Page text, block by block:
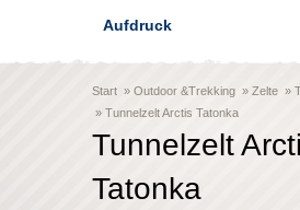
Aufdruck
Start » Outdoor &Trekking » Zelte »
» Tunnelzelt Arctis Tatonka
Tunnelzelt
Tatonka